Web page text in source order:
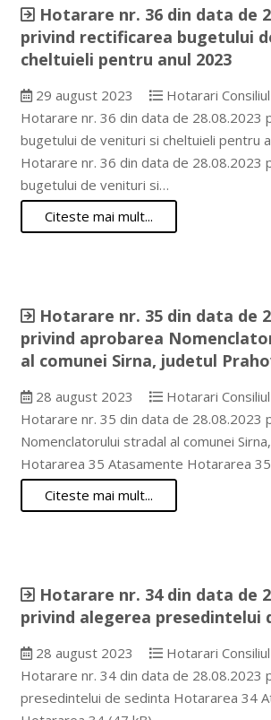
Hotarare nr. 36 din data de
privind rectificarea bugetului
cheltuieli pentru anul 2023
29 august 2023
Hotarari
Hotarare nr. 36 din data de 28.08.2023
bugetului de venituri si cheltuieli pentru
Hotarare nr. 36 din data de 28.08.2023
bugetului de venituri si…
Citeste mai mult...
Hotarare nr. 35 din data de
privind aprobarea
al comunei Sirna, judetul
28 august 2023
Hotarari
Hotarare nr. 35 din data de 28.08.2023
Nomenclatorului stradal al comunei
Hotararea 35 Atasamente Hotararea
Citeste mai mult...
Hotarare nr. 34 din data de
privind alegerea presedintelui
28 august 2023
Hotarari
Hotarare nr. 34 din data de 28.08.2023
presedintelui de sedinta Hotararea 34